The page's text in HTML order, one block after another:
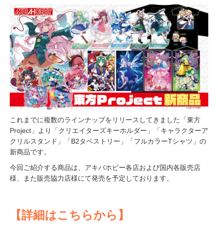
これまでに複数のラインナップをリリースしてきました「東方
Project」より「クリエイターズキーホルダー」「キャラクターア
クリルスタンド」「B2タペストリー」「フルカラーTシャツ」の
新商品です。
今回ご紹介する商品は、アキバホビー各店および国内各販売店
様、また販売協力店様にて発売を予定しております。
【詳細はこちらから】